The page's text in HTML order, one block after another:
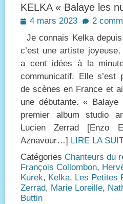
KELKA « Balaye les
Posted
4 mars 2023
2
Je connais Kelka depuis
c’est une artiste joyeuse,
a cent idées à la
communicatif. Elle s’est
de scènes en France et
une débutante. «
premier album studio
Lucien Zerrad [Enzo
Aznavour…] LIRE LA
Catégories Chanteurs du
François Collombon,
Kurek, Kelka, Les Petites
Zerrad, Marie Loreille,
Buttin